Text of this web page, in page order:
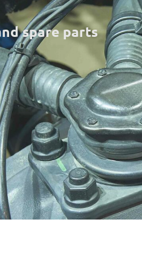
spare parts